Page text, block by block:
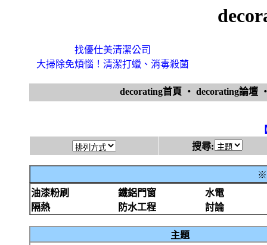
找優仕美清潔公司
大掃除免煩惱！清潔打蠟、消毒殺菌
decorating首頁 ‧ decorating論壇
搜尋:
※
油漆粉刷
鐵鋁門窗
水電
隔熱
防水工程 討論
主題